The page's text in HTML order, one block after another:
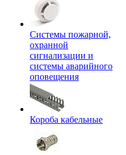
Системы пожарной,
охранной
сигнализации и
системы аварийного
оповещения
Короба кабельные